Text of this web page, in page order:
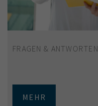
FRAGEN & ANTWORTEN
MEHR